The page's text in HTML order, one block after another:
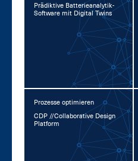
Prä­dik­ti­ve Bat­te­rie­ana­ly­tik-
Soft­ware mit Di­gi­tal Twins
Prozesse optimieren
CDP //Col­la­bo­ra­ti­ve De­sign
Plat­form